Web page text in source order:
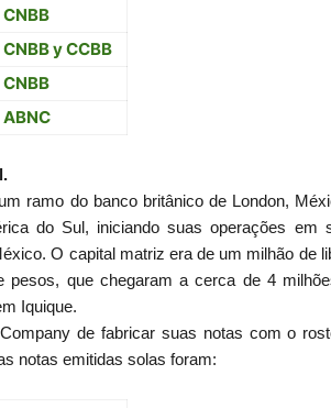
CNBB
CNBB y CCBB
CNBB
ABNC
ramo do banco britânico de London,
do Sul, iniciando suas operações em
O capital matriz era de um milhão de
pesos, que chegaram a cerca de 4
Iquique.
de fabricar suas notas com o
notas emitidas solas foram: